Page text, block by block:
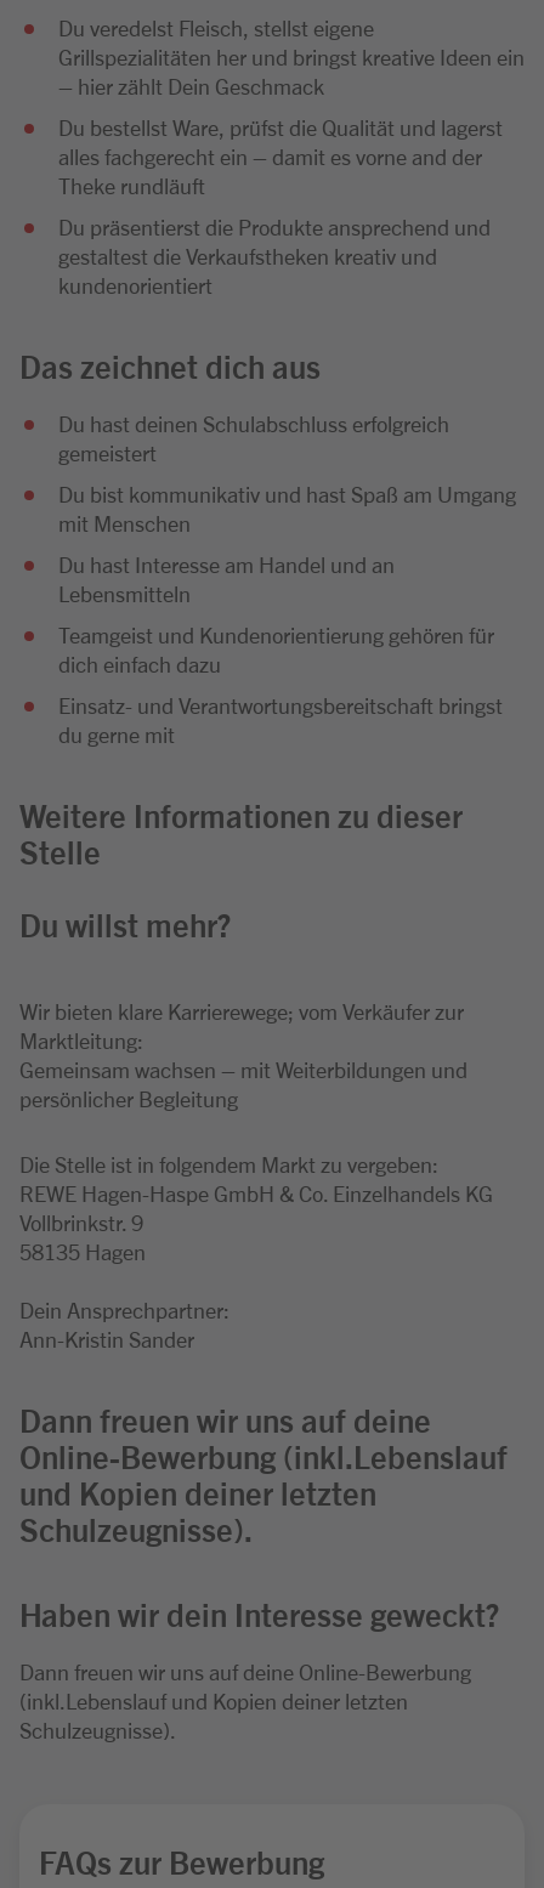
Du veredelst Fleisch, stellst eigene
Grillspezialitäten her und bringst kreative Ideen ein
– hier zählt Dein Geschmack
Du bestellst Ware, prüfst die Qualität und lagerst
alles fachgerecht ein – damit es vorne and der
Theke rundläuft
Du präsentierst die Produkte ansprechend und
gestaltest die Verkaufstheken kreativ und
kundenorientiert
Das zeichnet dich aus
Du hast deinen Schulabschluss erfolgreich
gemeistert
Du bist kommunikativ und hast Spaß am Umgang
mit Menschen
Du hast Interesse am Handel und an
Lebensmitteln
Teamgeist und Kundenorientierung gehören für
dich einfach dazu
Einsatz- und Verantwortungsbereitschaft bringst
du gerne mit
Weitere Informationen zu dieser
Stelle
Du willst mehr?
Wir bieten klare Karrierewege; vom Verkäufer zur
Marktleitung:
Gemeinsam wachsen – mit Weiterbildungen und
persönlicher Begleitung
Die Stelle ist in folgendem Markt zu vergeben:
REWE Hagen-Haspe GmbH & Co. Einzelhandels KG
Vollbrinkstr. 9
58135 Hagen
Dein Ansprechpartner:
Ann-Kristin Sander
Dann freuen wir uns auf deine
Online-Bewerbung (inkl.Lebenslauf
und Kopien deiner letzten
Schulzeugnisse).
Haben wir dein Interesse geweckt?
Dann freuen wir uns auf deine Online-Bewerbung
(inkl.Lebenslauf und Kopien deiner letzten
Schulzeugnisse).
FAQs zur Bewerbung